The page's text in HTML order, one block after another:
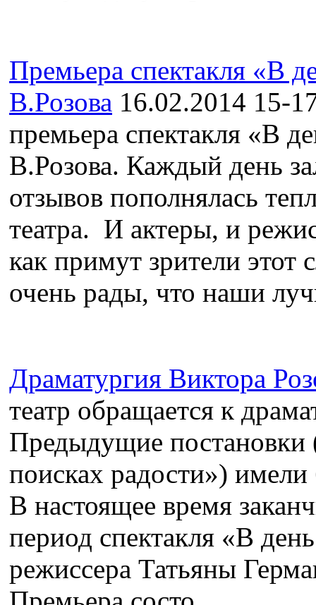
Премьера спектакля «В
В.Розова 16.02.2014 15-
премьера спектакля «В
В.Розова. Каждый день
отзывов пополнялась
театра. И актеры, и
как примут зрители
очень рады, что наши
Драматургия Виктора
театр обращается к
Предыдущие
поисках радости»)
В настоящее время
период спектакля «В
режиссера Татьяны